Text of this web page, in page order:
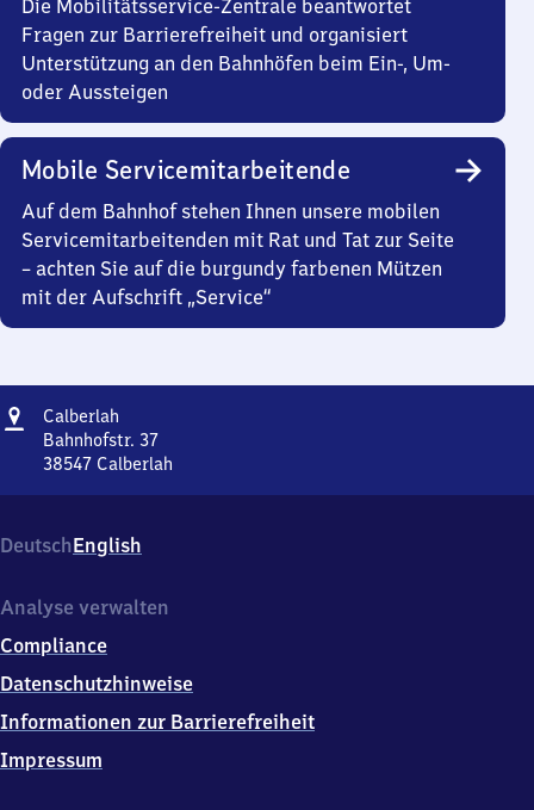
Die Mobilitätsservice-Zentrale beantwortet
Fragen zur Barrierefreiheit und organisiert
Unterstützung an den Bahnhöfen beim Ein-, Um-
oder Aussteigen
Mobile Servicemitarbeitende
Auf dem Bahnhof stehen Ihnen unsere mobilen
Servicemitarbeitenden mit Rat und Tat zur Seite
– achten Sie auf die burgundy farbenen Mützen
mit der Aufschrift „Service“
Adresse
Calberlah
Bahnhofstr. 37
38547 Calberlah
37,
3
5
7
Calberlah
DeutschEnglish
Analyse verwalten
Compliance
Datenschutzhinweise
Informationen zur Barrierefreiheit
Impressum